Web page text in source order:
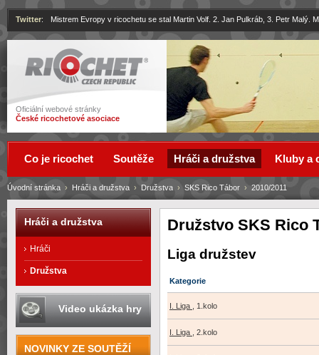
Ricochet
Oficiální webové stránky
České ricochetové asociace
Twitter: Mistrem Evropy v ricochetu se stal Martin Volf. 2. Jan Pulkráb, 3. Petr Malý.
Družstvo SKS Rico
Liga družstev
Kategorie
I. Liga , 1.kolo
I. Liga , 2.kolo
Úvodní stránka › Hráči a družstva › Družstva › SKS Rico Tábor › 2010/2011
Co je ricochet Soutěže Hráči a družstva Kluby a
Hráči a družstva
Hráči
Družstva
Video ukázka hry
NOVINKY ZE SOUTĚŽÍ